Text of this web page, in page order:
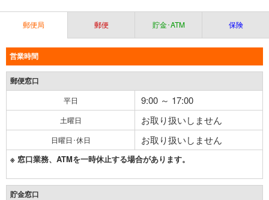
郵便局 郵便 貯金･ATM 保険
営業時間
郵便窓口
平日 9:00 ～ 17:00
土曜日 お取り扱いしません
日曜日･休日 お取り扱いしません
※ 窓口業務、ATMを一時休止する場合があります。
貯金窓口